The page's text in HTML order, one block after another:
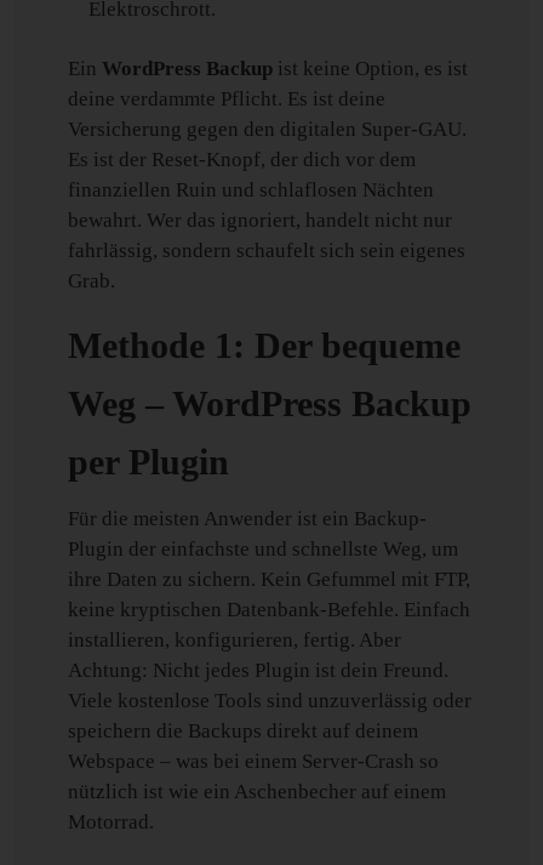
Elektroschrott.
Ein WordPress Backup ist keine Option, es ist
deine verdammte Pflicht. Es ist deine
Versicherung gegen den digitalen Super-GAU.
Es ist der Reset-Knopf, der dich vor dem
finanziellen Ruin und schlaflosen Nächten
bewahrt. Wer das ignoriert, handelt nicht nur
fahrlässig, sondern schaufelt sich sein eigenes
Grab.
Methode 1: Der bequeme
Weg – WordPress Backup
per Plugin
Für die meisten Anwender ist ein Backup-
Plugin der einfachste und schnellste Weg, um
ihre Daten zu sichern. Kein Gefummel mit FTP,
keine kryptischen Datenbank-Befehle. Einfach
installieren, konfigurieren, fertig. Aber
Achtung: Nicht jedes Plugin ist dein Freund.
Viele kostenlose Tools sind unzuverlässig oder
speichern die Backups direkt auf deinem
Webspace – was bei einem Server-Crash so
nützlich ist wie ein Aschenbecher auf einem
Motorrad.